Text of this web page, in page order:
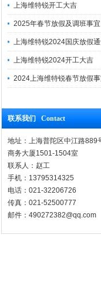
上海维特锐开工大吉
2025年春节放假及调班事宜
上海维特锐2024开工大吉
2024上海维特锐春节放假
联系我们 Contact
地址：上海普陀区中江路889
商务大厦1501-1504室
联系人：赵工
手机：13795314325
电话：021-32206726
传真：021-52500777
邮件：490272382@qq.com